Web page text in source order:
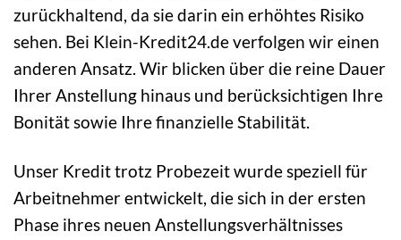
zurückhaltend, da sie darin ein erhöhtes Risiko
sehen. Bei Klein-Kredit24.de verfolgen wir einen
anderen Ansatz. Wir blicken über die reine Dauer
Ihrer Anstellung hinaus und berücksichtigen Ihre
Bonität sowie Ihre finanzielle Stabilität.
Unser Kredit trotz Probezeit wurde speziell für
Arbeitnehmer entwickelt, die sich in der ersten
Phase ihres neuen Anstellungsverhältnisses